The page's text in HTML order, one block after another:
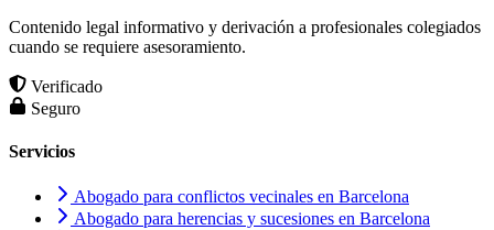
Contenido legal informativo y derivación a profesionales colegiados
cuando se requiere asesoramiento.
Verificado
Seguro
Servicios
Abogado para conflictos vecinales en Barcelona
Abogado para herencias y sucesiones en Barcelona